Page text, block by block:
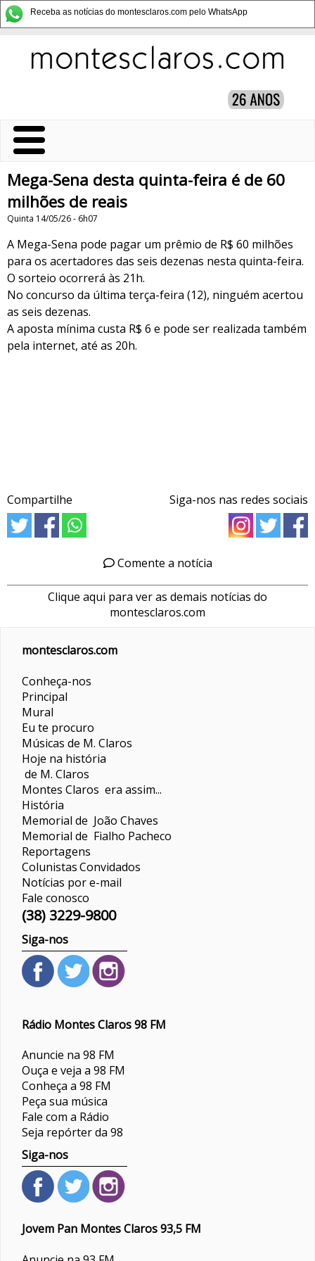
Receba as notícias do montesclaros.com pelo WhatsApp
Mega-Sena desta quinta-feira é de 60
milhões de reais
Quinta 14/05/26 - 6h07
A Mega-Sena pode pagar um prêmio de R$ 60 milhões
para os acertadores das seis dezenas nesta quinta-feira.
O sorteio ocorrerá às 21h.
No concurso da última terça-feira (12), ninguém acertou
as seis dezenas.
A aposta mínima custa R$ 6 e pode ser realizada também
pela internet, até as 20h.
Compartilhe Siga-nos nas redes sociais
Comente a notícia
Clique aqui para ver as demais notícias do
montesclaros.com
montesclaros.com
Conheça-nos
Principal
Mural
Eu te procuro
Músicas de M. Claros
Hoje na história
de M. Claros
Montes Claros era assim...
História
Memorial de João Chaves
Memorial de Fialho Pacheco
Reportagens
ColunistasConvidados
Notícias por e-mail
Fale conosco
(38) 3229-9800
Siga-nos
Rádio Montes Claros 98 FM
Anuncie na 98 FM
Ouça e veja a 98 FM
Conheça a 98 FM
Peça sua música
Fale com a Rádio
Seja repórter da 98
Siga-nos
Jovem Pan Montes Claros 93,5 FM